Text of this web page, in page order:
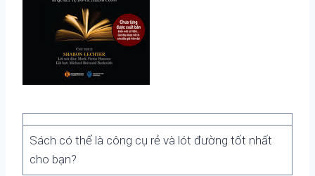
Sách có thể là công cụ rẻ và lót đường tốt nhất
cho bạn?